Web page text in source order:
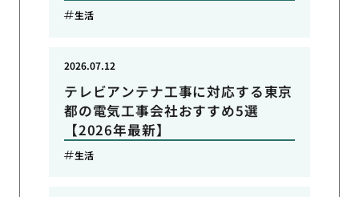
生活
テレビアンテナ工事に対応する東京
都の電気工事会社おすすめ5選
【2026年最新】
2026.07.12
生活